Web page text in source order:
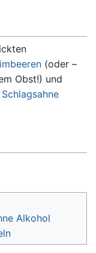
(oder –
Obst!) und
Schlagsahne
Alkohol